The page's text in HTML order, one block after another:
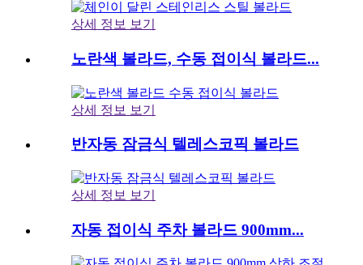
상세 정보 보기
노란색 볼라드, 수동 접이식 볼라드...
상세 정보 보기
반자동 잠금식 텔레스코픽 볼라드
상세 정보 보기
자동 접이식 주차 볼라드 900mm...